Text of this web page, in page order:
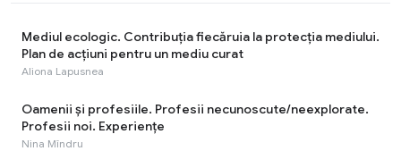
Mediul ecologic. Contribuţia fiecăruia la protecţia mediului.
Plan de acțiuni pentru un mediu curat
Aliona Lapusnea
Oamenii şi profesiile. Profesii necunoscute/neexplorate.
Profesii noi. Experiențe
Nina Mîndru